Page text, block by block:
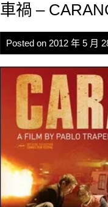
車禍 –
Posted on 2012 年 5 月